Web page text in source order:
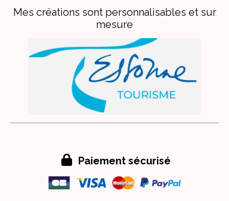
Mes créations sont personnalisables et sur
mesure
 Paiement sécurisé